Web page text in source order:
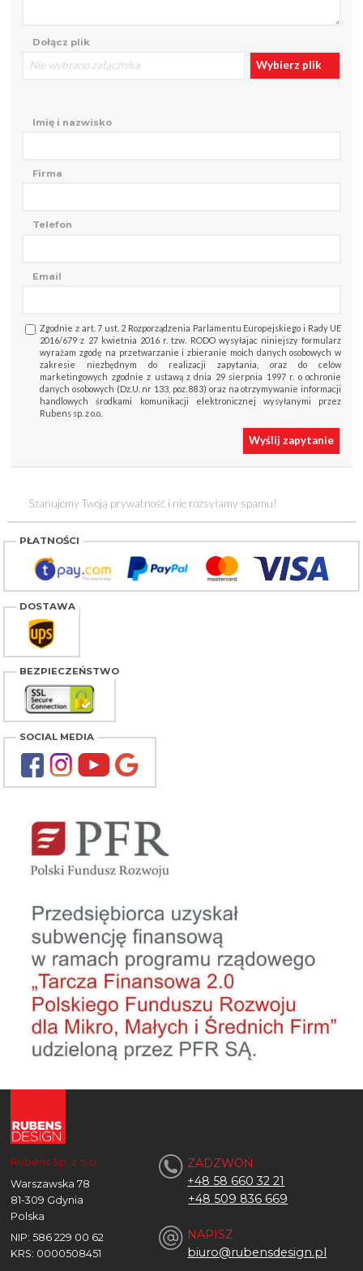
Dołącz plik
Nie wybrano załącznika Wybierz plik
Imię i nazwisko
Firma
Telefon
Email
Zgodnie z art. 7 ust. 2 Rozporządzenia Parlamentu Europejskiego i Rady UE
2016/679 z 27 kwietnia 2016 r. tzw. RODO wysyłajac niniejszy formularz
wyrażam zgodę na przetwarzanie i zbieranie moich danych osobowych w
zakresie niezbędnym do realizacji zapytania, oraz do celów
marketingowych zgodnie z ustawą z dnia 29 sierpnia 1997 r. o ochronie
danych osobowych (Dz.U. nr 133, poz. 883) oraz na otrzymywanie informacji
handlowych środkami komunikacji elektronicznej wysyłanymi przez
Rubens sp. z o.o.
Wyślij zapytanie
Szanujemy Twoją prywatność i nie rozsyłamy spamu!
PŁATNOŚCI
DOSTAWA
BEZPIECZEŃSTWO
SOCIAL MEDIA
Rubens Sp. z o.o.
Warszawska 78
81-309 Gdynia
Polska
NIP: 586 229 00 62
KRS: 0000508451
ZADZWOŃ
+48 58 660 32 21
+48 509 836 669
NAPISZ
biuro@rubensdesign.pl